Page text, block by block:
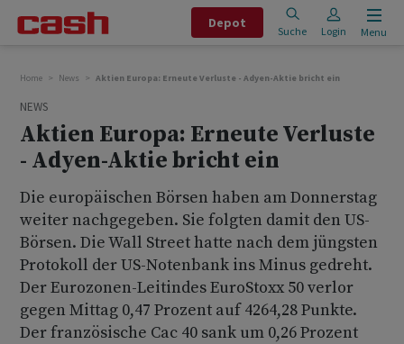
Depot
Suche Login Menu
Home News Aktien Europa: Erneute Verluste - Adyen-Aktie bricht ein
NEWS
Aktien Europa: Erneute Verluste
- Adyen-Aktie bricht ein
Die europäischen Börsen haben am Donnerstag
weiter nachgegeben. Sie folgten damit den US-
Börsen. Die Wall Street hatte nach dem jüngsten
Protokoll der US-Notenbank ins Minus gedreht.
Der Eurozonen-Leitindes EuroStoxx 50 verlor
gegen Mittag 0,47 Prozent auf 4264,28 Punkte.
Der französische Cac 40 sank um 0,26 Prozent